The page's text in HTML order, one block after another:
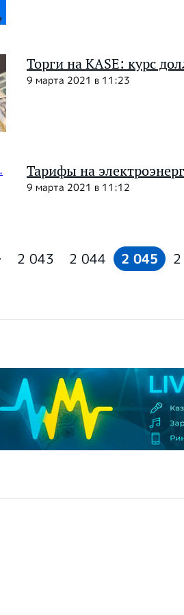
Торги на KASE: курс
9 марта 2021 в 11:23
Тарифы на
9 марта 2021 в 11:12
2 043 2 044 2 045